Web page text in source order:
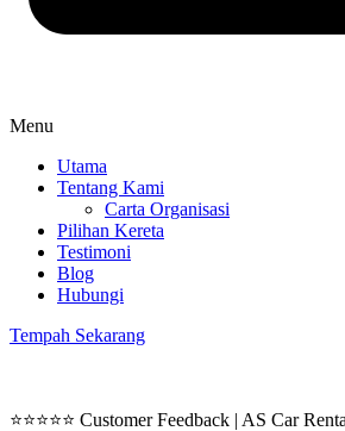
Menu
Utama
Tentang Kami
Carta Organisasi
Pilihan Kereta
Testimoni
Blog
Hubungi
Tempah Sekarang
⭐⭐⭐⭐⭐ Customer Feedback | AS Car